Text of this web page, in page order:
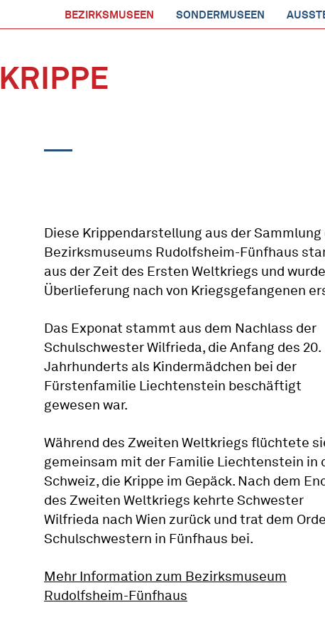
BEZIRKSMUSEEN SONDERMUSEEN
KRIPPE
Diese Krippendarstellung aus der Sammlung
Bezirksmuseums Rudolfsheim-Fünfhaus
aus der Zeit des Ersten Weltkriegs und
Überlieferung nach von Kriegsgefangenen
Das Exponat stammt aus dem Nachlass der
Schulschwester Wilfrieda, die Anfang des 20.
Jahrhunderts als Kindermädchen bei der
Fürstenfamilie Liechtenstein beschäftigt
gewesen war.
Während des Zweiten Weltkriegs flüchtete
gemeinsam mit der Familie Liechtenstein in
Schweiz, die Krippe im Gepäck. Nach dem
des Zweiten Weltkriegs kehrte Schwester
Wilfrieda nach Wien zurück und trat dem
Schulschwestern in Fünfhaus bei.
Mehr Information zum Bezirksmuseum
Rudolfsheim-Fünfhaus